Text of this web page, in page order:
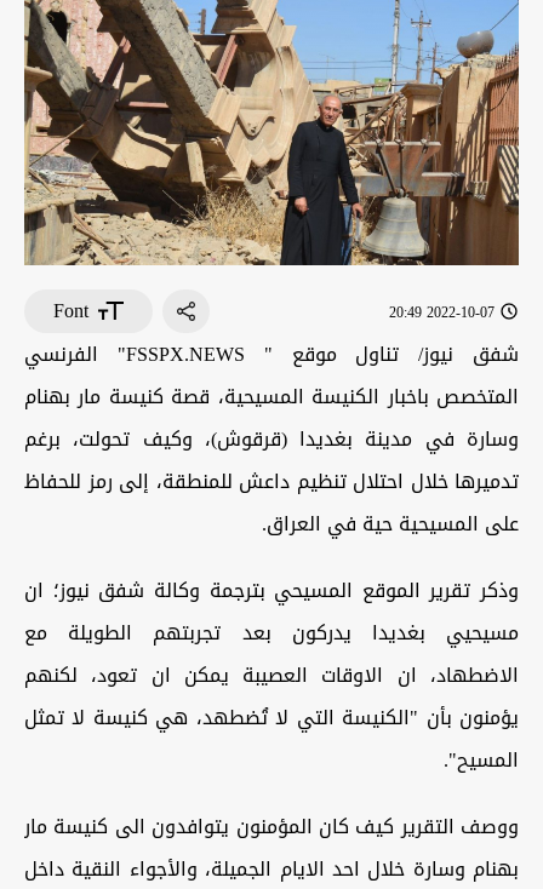
2022-10-07 20:49
Font
شفق نيوز/ تناول موقع " FSSPX.NEWS" الفرنسي
المتخصص باخبار الكنيسة المسيحية، قصة كنيسة مار بهنام
وسارة في مدينة بغديدا (قرقوش)، وكيف تحولت، برغم
تدميرها خلال احتلال تنظيم داعش للمنطقة، إلى رمز للحفاظ
على المسيحية حية في العراق.
وذكر تقرير الموقع المسيحي بترجمة وكالة شفق نيوز؛ ان
مسيحيي بغديدا يدركون بعد تجربتهم الطويلة مع
الاضطهاد، ان الاوقات العصيبة يمكن ان تعود، لكنهم
يؤمنون بأن "الكنيسة التي لا تُضطهد، هي كنيسة لا تمثل
المسيح".
ووصف التقرير كيف كان المؤمنون يتوافدون الى كنيسة مار
بهنام وسارة خلال احد الايام الجميلة، والأجواء النقية داخل